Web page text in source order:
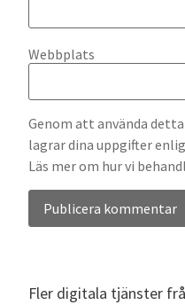
Webbplats
Genom att använda
lagrar dina uppgifter
Läs mer om hur vi
Fler digitala tjänster